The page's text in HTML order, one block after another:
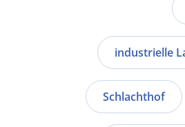
industrielle
Schlachthof